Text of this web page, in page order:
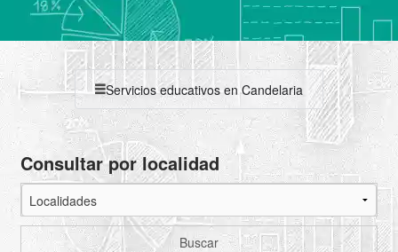
Servicios educativos en Candelaria
Consultar por localidad
Buscar